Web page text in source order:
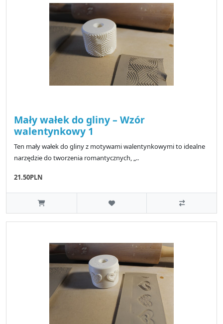
Mały wałek do gliny – Wzór
walentynkowy 1
Ten mały wałek do gliny z motywami walentynkowymi to idealne
narzędzie do tworzenia romantycznych, „..
21.50PLN